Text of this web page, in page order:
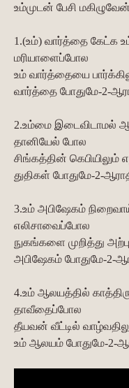
உம்முடன் பேசி
1.(உம்) வார்த்தை கேட்க
மரியாளைப்போல
உம் வார்த்தையை
வார்த்தை போதுமே-2-
2.உம்மை இடைவிடாமல்
தானியேல் போல
சிங்கத்தின் கெபியிலும்
துதிகள் போதுமே-2-
3.உம் அபிஷேகம்
எலிசாவைப்போல
நுகங்களை முறித்து
அபிஷேகம் போதுமே-2-
4.உம் ஆலயத்தில்
தாவீதைப்போல
தீயவன் வீட்டில்
உம் ஆலயம் போதுமே-2-